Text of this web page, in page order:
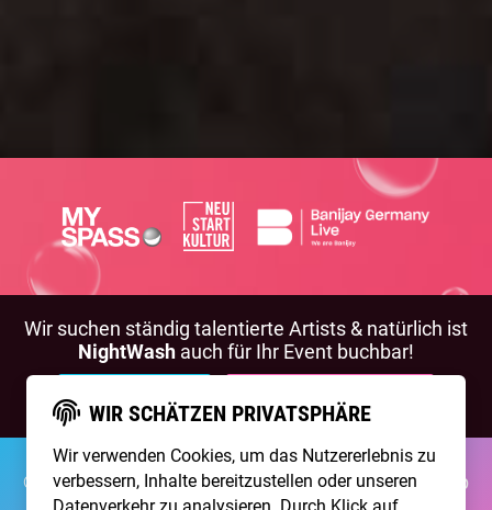
Wir suchen ständig talentierte Artists & natürlich ist
NightWash auch für Ihr Event buchbar!
©2026 Brainpool LiveÜber UnsKontaktMembership
ImpressumDatenschutz
WIR SCHÄTZEN PRIVATSPHÄRE
Wir verwenden Cookies, um das Nutzererlebnis zu
verbessern, Inhalte bereitzustellen oder unseren